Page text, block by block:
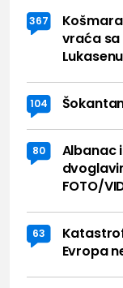
367
vraća
104
80
Albanac
FOTO/
63
Evropa